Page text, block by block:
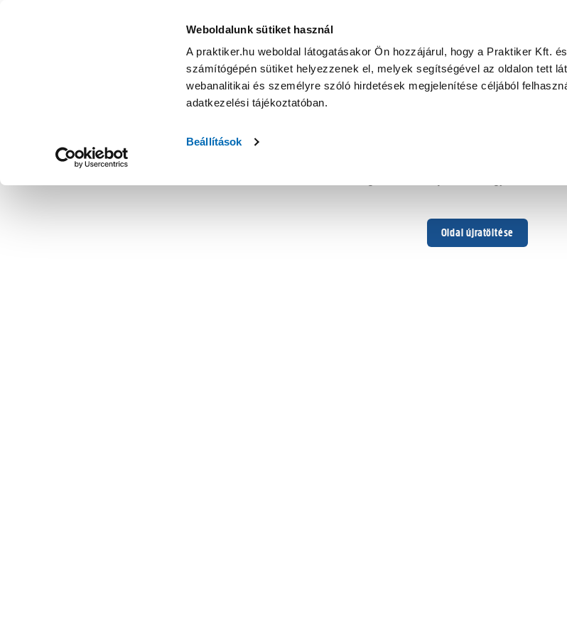
Weboldalunk sütiket használ
A praktiker.hu weboldal látogatásakor Ön hozzájárul, hogy a Praktiker Kft.
számítógépén sütiket helyezzenek el, melyek segítségével az oldalon tett
webanalitikai és személyre szóló hirdetések megjelenítése céljából
adatkezelési tájékoztatóban.
Beállítások
Oldal újratöltése